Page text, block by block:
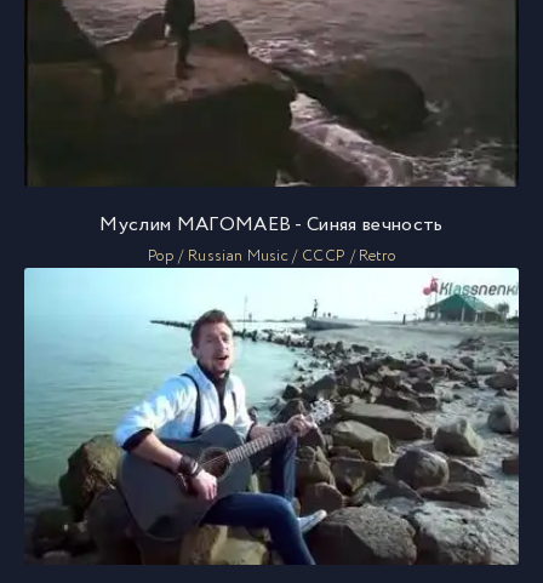
Муслим МАГОМАЕВ - Синяя вечность
Pop / Russian Music / СССР / Retro